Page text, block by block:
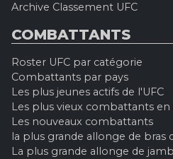
Archive Classement UFC
COMBATTANTS
Roster UFC par catégorie
Combattants par pays
Les plus jeunes actifs de l'UFC
Les plus vieux combattants en
Les nouveaux combattants
la plus grande allonge de bras
La plus grande allonge de